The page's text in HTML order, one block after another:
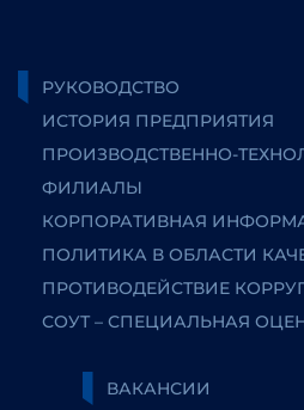
РУКОВОДСТВО
ИСТОРИЯ ПРЕДПРИЯТИЯ
ПРОИЗВОДСТВЕННО-
ФИЛИАЛЫ
КОРПОРАТИВНАЯ
ПОЛИТИКА В ОБЛАСТИ
ПРОТИВОДЕЙСТВИЕ
СОУТ – СПЕЦИАЛЬНАЯ
ВАКАНСИИ